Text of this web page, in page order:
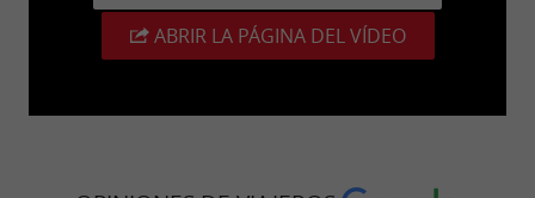
ABRIR LA PÁGINA DEL VÍDEO